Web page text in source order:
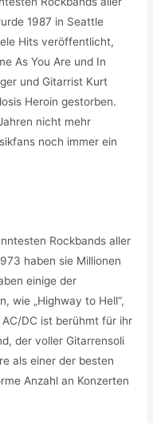
1987 in Seattle
Hits veröffentlicht,
As You Are und In
und Gitarrist Kurt
Heroin gestorben.
nicht mehr
noch immer ein
Rockbands aller
haben sie Millionen
einige der
wie „Highway to Hell“,
AC/DC ist berühmt für ihr
der voller Gitarrensoli
als einer der besten
Anzahl an Konzerten